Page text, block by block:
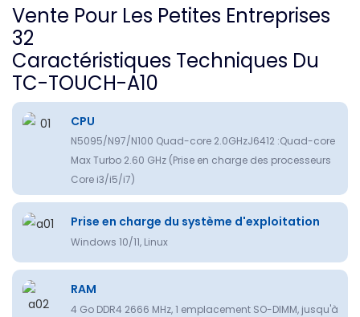
Caractéristiques Techniques Du
TC-TOUCH-A10
CPU
N5095/N97/N100 Quad-core 2.0GHzJ6412 :Quad-core
Max Turbo 2.60 GHz (Prise en charge des processeurs
Core i3/i5/i7)
Prise en charge du système d'exploitation
Windows 10/11, Linux
RAM
4 Go DDR4 2666 MHz, 1 emplacement SO-DIMM, jusqu'à